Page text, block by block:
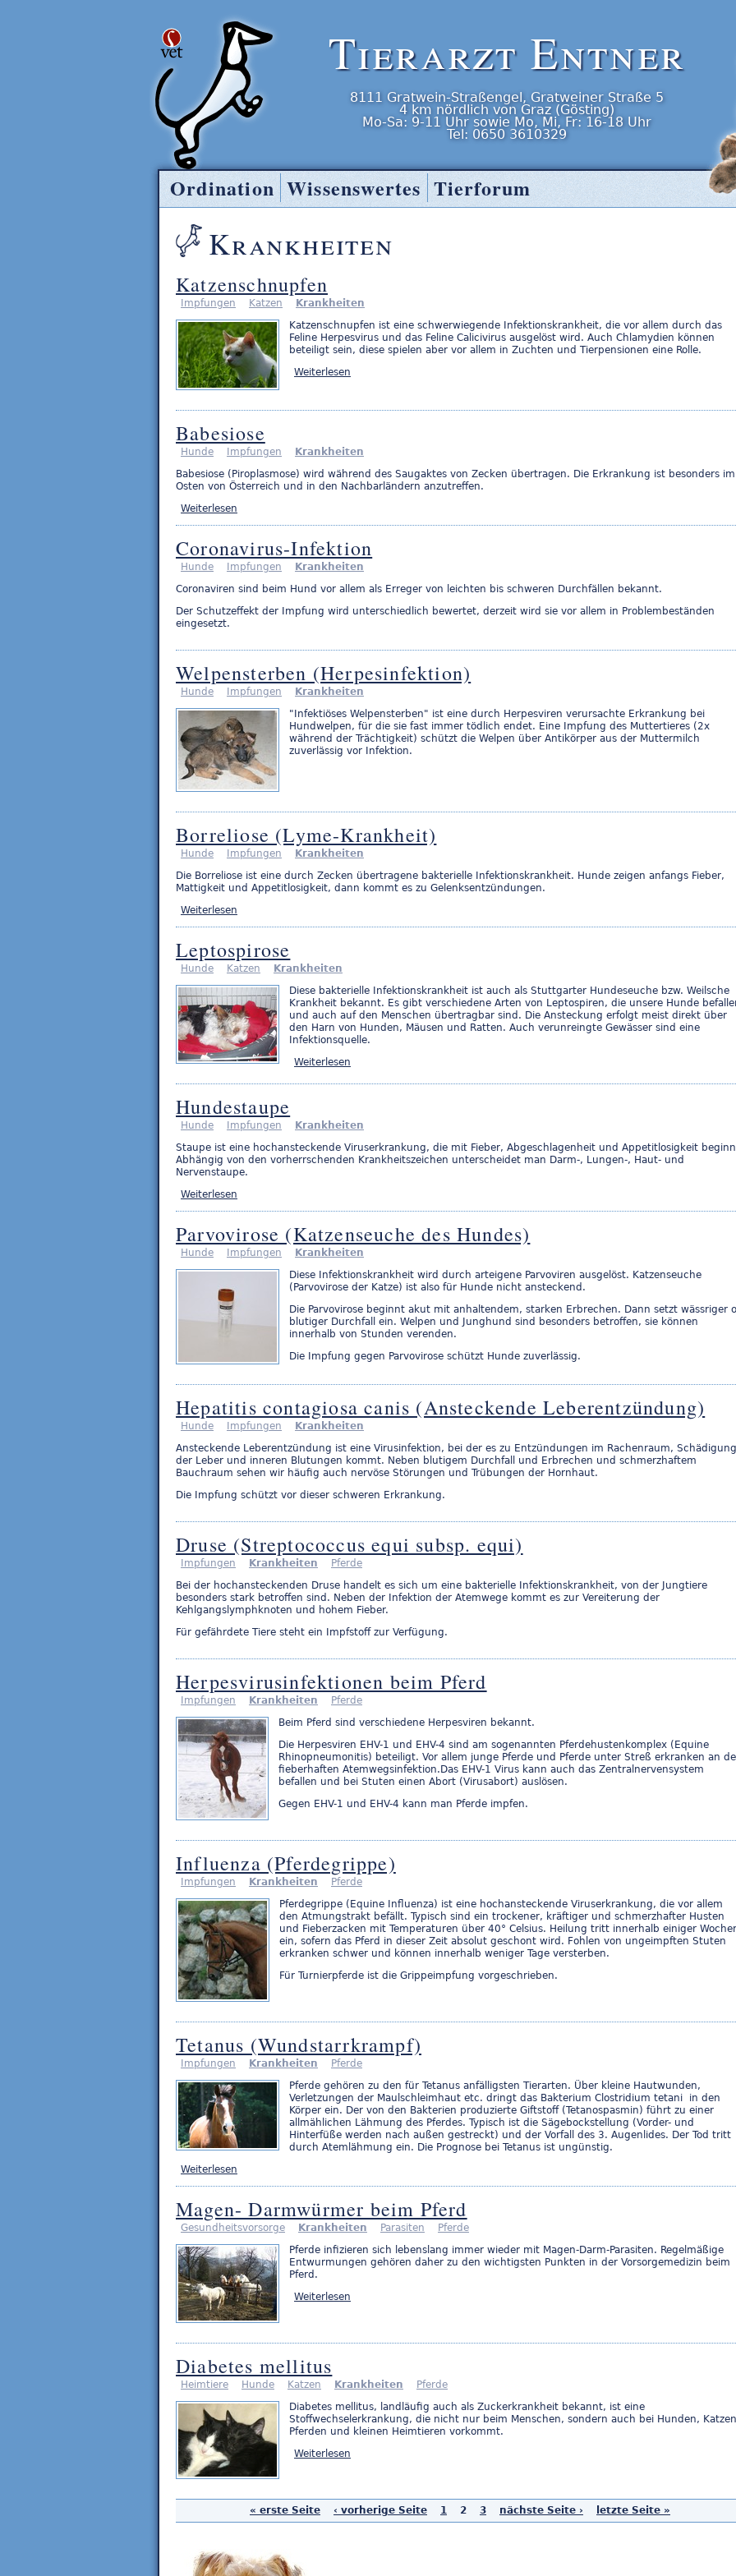
Tierarzt Entner
8111 Gratwein-Straßengel, Gratweiner Straße 5
4 km nördlich von Graz (Gösting)
Mo-Sa: 9-11 Uhr sowie Mo, Mi, Fr: 16-18 Uhr
Tel: 0650 3610329
Krankheiten
Katzenschnupfen
Impfungen Katzen
Krankheiten
Katzenschnupfen ist eine schwerwiegende Infektionskrankheit, die vor allem durch das
Feline Herpesvirus und das Feline Calicivirus ausgelöst wird. Auch Chlamydien können
beteiligt sein, diese spielen aber vor allem in Zuchten und Tierpensionen eine Rolle.
Weiterlesen
Babesiose
Hunde Impfungen
Krankheiten
Babesiose (Piroplasmose) wird während des Saugaktes von Zecken übertragen. Die Erkrankung ist besonders im
Osten von Österreich und in den Nachbarländern anzutreffen.
Weiterlesen
Coronavirus-Infektion
Hunde Impfungen
Krankheiten
Coronaviren sind beim Hund vor allem als Erreger von leichten bis schweren Durchfällen bekannt.
Der Schutzeffekt der Impfung wird unterschiedlich bewertet, derzeit wird sie vor allem in Problembeständen
eingesetzt.
Welpensterben (Herpesinfektion)
Hunde Impfungen
Krankheiten
"Infektiöses Welpensterben" ist eine durch Herpesviren verursachte Erkrankung bei
Hundwelpen, für die sie fast immer tödlich endet. Eine Impfung des Muttertieres (2x
während der Trächtigkeit) schützt die Welpen über Antikörper aus der Muttermilch
zuverlässig vor Infektion.
Borreliose (Lyme-Krankheit)
Hunde Impfungen
Krankheiten
Die Borreliose ist eine durch Zecken übertragene bakterielle Infektionskrankheit. Hunde zeigen anfangs Fieber,
Mattigkeit und Appetitlosigkeit, dann kommt es zu Gelenksentzündungen.
Weiterlesen
Leptospirose
Hunde Katzen
Krankheiten
Diese bakterielle Infektionskrankheit ist auch als Stuttgarter Hundeseuche bzw. Weilsche
Krankheit bekannt. Es gibt verschiedene Arten von Leptospiren, die unsere Hunde
und auch auf den Menschen übertragbar sind. Die Ansteckung erfolgt meist direkt über
den Harn von Hunden, Mäusen und Ratten. Auch verunreingte Gewässer sind eine
Infektionsquelle.
Weiterlesen
Hundestaupe
Hunde Impfungen
Krankheiten
Staupe ist eine hochansteckende Viruserkrankung, die mit Fieber, Abgeschlagenheit und Appetitlosigkeit
Abhängig von den vorherrschenden Krankheitszeichen unterscheidet man Darm-, Lungen-, Haut- und
Nervenstaupe.
Weiterlesen
Parvovirose (Katzenseuche des Hundes)
Hunde Impfungen
Krankheiten
Diese Infektionskrankheit wird durch arteigene Parvoviren ausgelöst. Katzenseuche
(Parvovirose der Katze) ist also für Hunde nicht ansteckend.
Die Parvovirose beginnt akut mit anhaltendem, starken Erbrechen. Dann setzt wässriger
blutiger Durchfall ein. Welpen und Junghund sind besonders betroffen, sie können
innerhalb von Stunden verenden.
Die Impfung gegen Parvovirose schützt Hunde zuverlässig.
Hepatitis contagiosa canis (Ansteckende Leberentzündung)
Hunde Impfungen
Krankheiten
Ansteckende Leberentzündung ist eine Virusinfektion, bei der es zu Entzündungen im Rachenraum, Schädigung
der Leber und inneren Blutungen kommt. Neben blutigem Durchfall und Erbrechen und schmerzhaftem
Bauchraum sehen wir häufig auch nervöse Störungen und Trübungen der Hornhaut.
Die Impfung schützt vor dieser schweren Erkrankung.
Druse (Streptococcus equi subsp. equi)
Impfungen Krankheiten
Pferde
Bei der hochansteckenden Druse handelt es sich um eine bakterielle Infektionskrankheit, von der Jungtiere
besonders stark betroffen sind. Neben der Infektion der Atemwege kommt es zur Vereiterung der
Kehlgangslymphknoten und hohem Fieber.
Für gefährdete Tiere steht ein Impfstoff zur Verfügung.
Herpesvirusinfektionen beim Pferd
Impfungen Krankheiten
Pferde
Beim Pferd sind verschiedene Herpesviren bekannt.
Die Herpesviren EHV-1 und EHV-4 sind am sogenannten Pferdehustenkomplex (Equine
Rhinopneumonitis) beteiligt. Vor allem junge Pferde und Pferde unter Streß erkranken an
fieberhaften Atemwegsinfektion.Das EHV-1 Virus kann auch das Zentralnervensystem
befallen und bei Stuten einen Abort (Virusabort) auslösen.
Gegen EHV-1 und EHV-4 kann man Pferde impfen.
Influenza (Pferdegrippe)
Impfungen Krankheiten
Pferde
Pferdegrippe (Equine Influenza) ist eine hochansteckende Viruserkrankung, die vor allem
den Atmungstrakt befällt. Typisch sind ein trockener, kräftiger und schmerzhafter Husten
und Fieberzacken mit Temperaturen über 40° Celsius. Heilung tritt innerhalb einiger Wocher
ein, sofern das Pferd in dieser Zeit absolut geschont wird. Fohlen von ungeimpften Stuten
erkranken schwer und können innerhalb weniger Tage versterben.
Für Turnierpferde ist die Grippeimpfung vorgeschrieben.
Tetanus (Wundstarrkrampf)
Impfungen Krankheiten
Pferde
Pferde gehören zu den für Tetanus anfälligsten Tierarten. Über kleine Hautwunden,
Verletzungen der Maulschleimhaut etc. dringt das Bakterium Clostridium tetani in den
Körper ein. Der von den Bakterien produzierte Giftstoff (Tetanospasmin) führt zu einer
allmählichen Lähmung des Pferdes. Typisch ist die Sägebockstellung (Vorder- und
Hinterfüße werden nach außen gestreckt) und der Vorfall des 3. Augenlides. Der Tod tritt
durch Atemlähmung ein. Die Prognose bei Tetanus ist ungünstig.
Weiterlesen
Magen- Darmwürmer beim Pferd
Gesundheitsvorsorge Krankheiten Parasiten
Pferde
Pferde infizieren sich lebenslang immer wieder mit Magen-Darm-Parasiten. Regelmäßige
Entwurmungen gehören daher zu den wichtigsten Punkten in der Vorsorgemedizin beim
Pferd.
Weiterlesen
Diabetes mellitus
Heimtiere Hunde Katzen Krankheiten
Pferde
Diabetes mellitus, landläufig auch als Zuckerkrankheit bekannt, ist eine
Stoffwechselerkrankung, die nicht nur beim Menschen, sondern auch bei Hunden,
Pferden und kleinen Heimtieren vorkommt.
Weiterlesen
« erste Seite ‹ vorherige Seite 1 2 3 nächste Seite › letzte Seite »
Tierarzt Entner
Ordination Wissenswertes Tierforum